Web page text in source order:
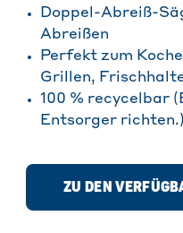
Doppel-Abreiß-
Abreißen
Perfekt zum
Grillen,
100 % recycelbar
Entsorger richten.)
ZU DEN